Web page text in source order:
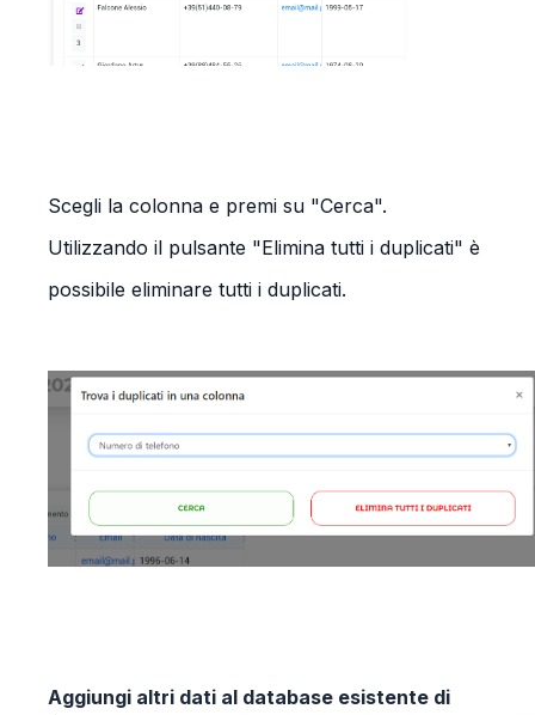
Scegli la colonna e premi su "Cerca".
Utilizzando il pulsante "Elimina tutti i duplicati" è
possibile eliminare tutti i duplicati.
Aggiungi altri dati al database esistente di